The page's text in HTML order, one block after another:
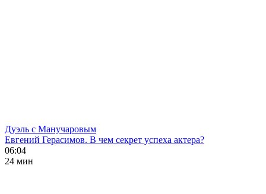
Дуэль с Манучаровым
Евгений Герасимов. В чем секрет успеха актера?
06:04
24 мин